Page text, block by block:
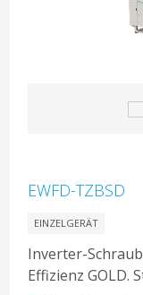
EWFD-TZBSD
EINZELGERÄT
Inverter-
Effizienz GOLD.